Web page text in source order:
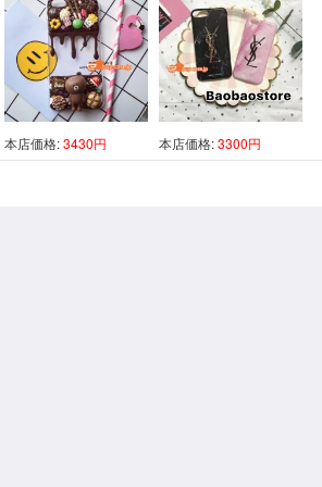
本店価格:3430円 本店価格:3300円